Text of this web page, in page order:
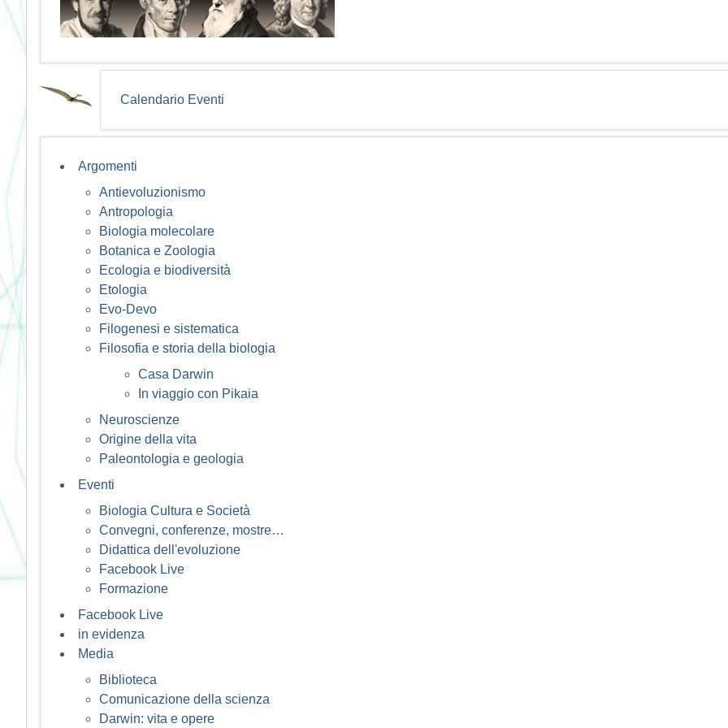
Calendario Eventi
Argomenti
Antievoluzionismo
Antropologia
Biologia molecolare
Botanica e Zoologia
Ecologia e biodiversità
Etologia
Evo-Devo
Filogenesi e sistematica
Filosofia e storia della biologia
Casa Darwin
In viaggio con Pikaia
Neuroscienze
Origine della vita
Paleontologia e geologia
Eventi
Biologia Cultura e Società
Convegni, conferenze, mostre…
Didattica dell'evoluzione
Facebook Live
Formazione
Facebook Live
in evidenza
Media
Biblioteca
Comunicazione della scienza
Darwin: vita e opere